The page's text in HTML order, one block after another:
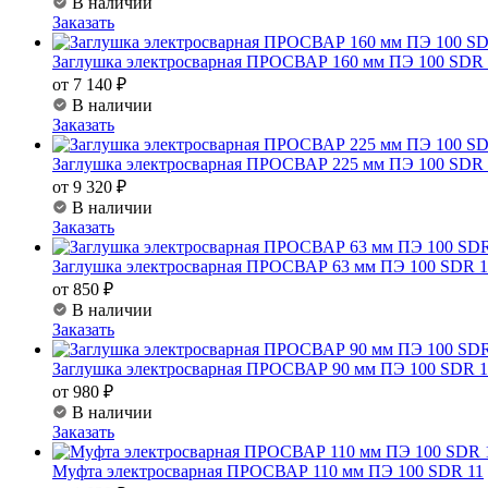
Заказать
Заглушка электросварная ПРОСВАР 160 мм ПЭ 100 SDR
от 7 140 ₽
В наличии
Заказать
Заглушка электросварная ПРОСВАР 225 мм ПЭ 100 SDR
от 9 320 ₽
В наличии
Заказать
Заглушка электросварная ПРОСВАР 63 мм ПЭ 100 SDR
от 850 ₽
В наличии
Заказать
Заглушка электросварная ПРОСВАР 90 мм ПЭ 100 SDR
от 980 ₽
В наличии
Заказать
Муфта электросварная ПРОСВАР 110 мм ПЭ 100 SDR 11